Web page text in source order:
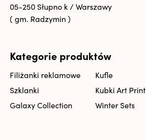
05-250 Słupno k / Warszawy
( gm. Radzymin )
Kategorie produktów
Filiżanki reklamowe
Kufle
Szklanki
Kubki Art Print
Galaxy Collection
Winter Sets